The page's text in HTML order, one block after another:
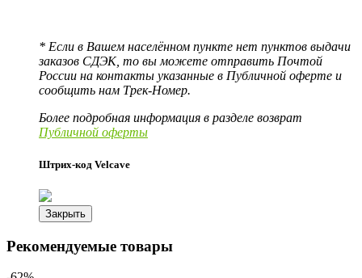
* Если в Вашем населённом пункте нет пунктов выдачи
заказов СДЭК, то вы можете отправить Почтой
России на контакты указанные в Публичной оферте и
сообщить нам Трек-Номер.
Более подробная информация в разделе возврат
Публичной оферты
Штрих-код Velcave
Закрыть
Рекомендуемые товары